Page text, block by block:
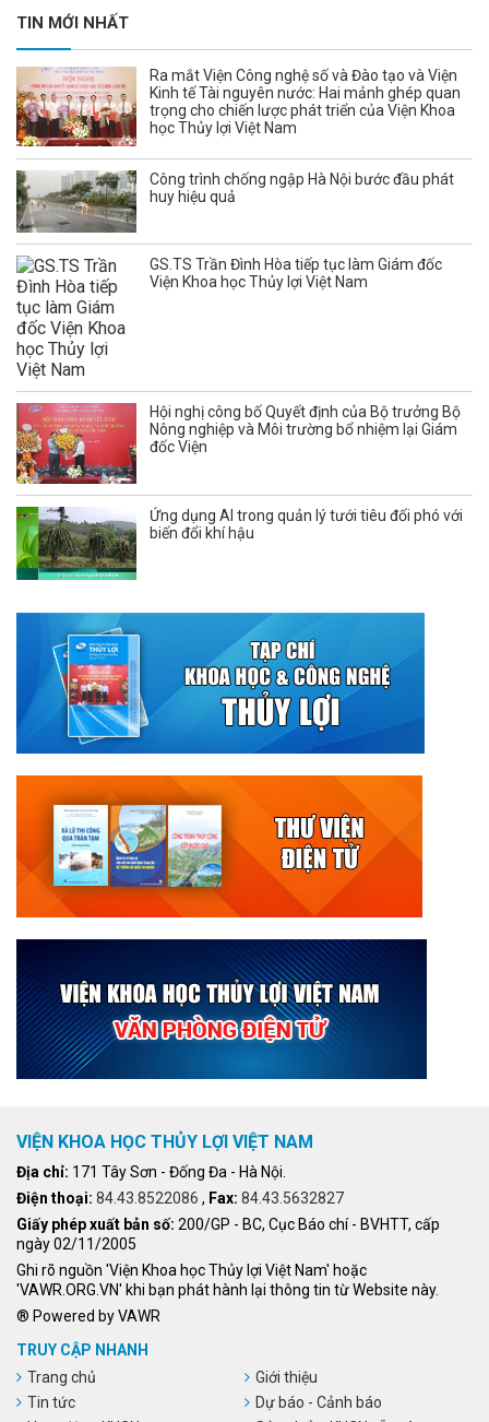
TIN MỚI NHẤT
Ra mắt Viện Công nghệ số và Đào tạo và Viện
Kinh tế Tài nguyên nước: Hai mảnh ghép quan
trọng cho chiến lược phát triển của Viện Khoa
học Thủy lợi Việt Nam
Công trình chống ngập Hà Nội bước đầu phát
huy hiệu quả
GS.TS Trần Đình Hòa tiếp tục làm Giám đốc
Viện Khoa học Thủy lợi Việt Nam
Hội nghị công bố Quyết định của Bộ trưởng Bộ
Nông nghiệp và Môi trường bổ nhiệm lại Giám
đốc Viện
Ứng dụng AI trong quản lý tưới tiêu đối phó với
biến đổi khí hậu
VIỆN KHOA HỌC THỦY LỢI VIỆT NAM
Địa chỉ: 171 Tây Sơn - Đống Đa - Hà Nội.
Điện thoại: 84.43.8522086 , Fax: 84.43.5632827
Giấy phép xuất bản số: 200/GP - BC, Cục Báo chí - BVHTT, cấp
ngày 02/11/2005
Ghi rõ nguồn 'Viện Khoa học Thủy lợi Việt Nam' hoặc
'VAWR.ORG.VN' khi bạn phát hành lại thông tin từ Website này.
® Powered by VAWR
TRUY CẬP NHANH
Trang chủ
Giới thiệu
Tin tức
Dự báo - Cảnh báo